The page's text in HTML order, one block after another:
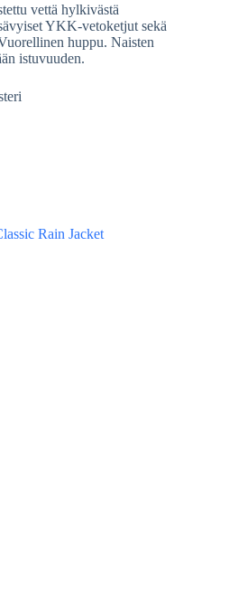
vettä hylkivästä
YKK-vetoketjut sekä
huppu. Naisten
istuvuuden.